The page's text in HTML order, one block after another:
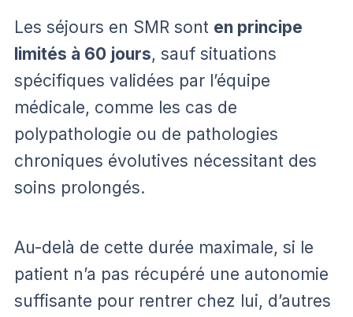
Les séjours en SMR sont en principe
limités à 60 jours, sauf situations
spécifiques validées par l’équipe
médicale, comme les cas de
polypathologie ou de pathologies
chroniques évolutives nécessitant des
soins prolongés.
Au-delà de cette durée maximale, si le
patient n’a pas récupéré une autonomie
suffisante pour rentrer chez lui, d’autres